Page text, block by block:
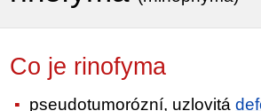
Co je rinofyma
pseudotumorózní, uzlovitá